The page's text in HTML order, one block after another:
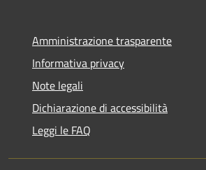
Amministrazione trasparente
Informativa privacy
Note legali
Dichiarazione di accessibilità
Leggi le FAQ